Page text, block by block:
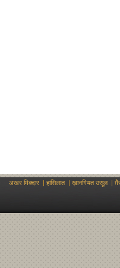
अखर मिक्दार | हासिलात| ख़ानगियत उसूल|